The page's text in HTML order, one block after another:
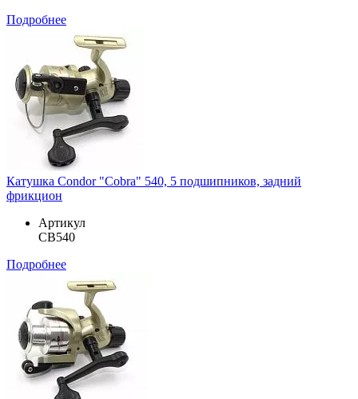
Подробнее
Катушка Condor "Cobra" 540, 5 подшипников, задний
фрикцион
Артикул
CB540
Подробнее